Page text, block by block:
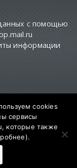
с помощью
информации
и
решения о
года
cookies
сервисы
которые также
).